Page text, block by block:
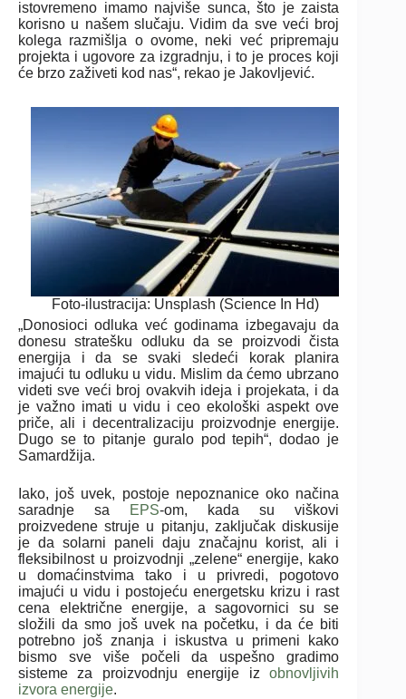
istovremeno imamo najviše sunca, što je zaista
korisno u našem slučaju. Vidim da sve veći broj
kolega razmišlja o ovome, neki već pripremaju
projekta i ugovore za izgradnju, i to je proces koji
će brzo zaživeti kod nas“, rekao je Jakovljević.
Foto-ilustracija: Unsplash (Science In Hd)
„Donosioci odluka već godinama izbegavaju da
donesu stratešku odluku da se proizvodi čista
energija i da se svaki sledeći korak planira
imajući tu odluku u vidu. Mislim da ćemo ubrzano
videti sve veći broj ovakvih ideja i projekata, i da
je važno imati u vidu i ceo ekološki aspekt ove
priče, ali i decentralizaciju proizvodnje energije.
Dugo se to pitanje guralo pod tepih“, dodao je
Samardžija.
Iako, još uvek, postoje nepoznanice oko načina
saradnje sa
EPS-om, kada su viškovi
proizvedene struje u pitanju, zaključak diskusije
je da solarni paneli daju značajnu korist, ali i
fleksibilnost u proizvodnji „zelene“ energije, kako
u domaćinstvima tako i u privredi, pogotovo
imajući u vidu i postojeću energetsku krizu i rast
cena električne energije, a sagovornici su se
složili da smo još uvek na početku, i da će biti
potrebno još znanja i iskustva u primeni kako
bismo sve više počeli da uspešno gradimo
sisteme za proizvodnju energije izobnovljivih
izvora energije.